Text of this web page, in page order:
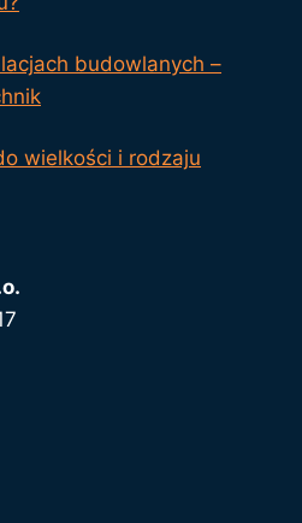
budowlanych –
wielkości i rodzaju